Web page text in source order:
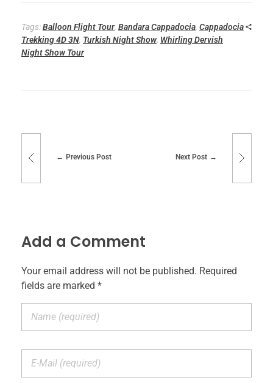
Tags:Balloon Flight Tour, Bandara Cappadocia, Cappadocia
Trekking 4D 3N, Turkish Night Show, Whirling Dervish
Night Show Tour
Previous Post Next Post
Add a Comment
Your email address will not be published. Required
fields are marked *